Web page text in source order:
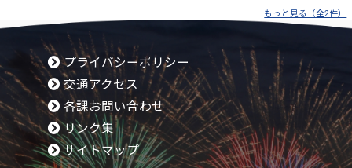
もっと見る（全2件）
プライバシーポリシー
交通アクセス
各課お問い合わせ
リンク集
サイトマップ